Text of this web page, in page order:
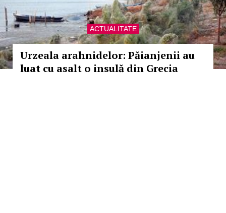
ACTUALITATE
Urzeala arahnidelor: Păianjenii au
luat cu asalt o insulă din Grecia